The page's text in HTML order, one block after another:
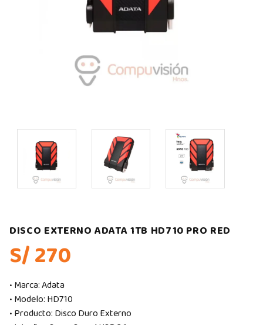
DISCO EXTERNO ADATA 1TB HD710 PRO RED
S/ 270
• Marca: Adata
• Modelo: HD710
• Producto: Disco Duro Externo